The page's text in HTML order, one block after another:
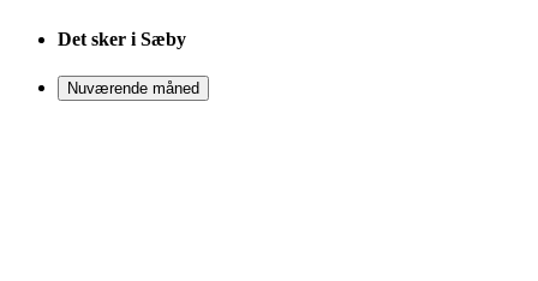
Det sker i Sæby
Nuværende måned